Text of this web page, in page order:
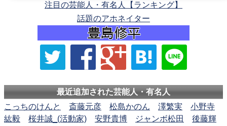
注目の芸能人・有名人【ランキング】
話題のアホネイター
最近追加された芸能人・有名人
こっちのけんと
斎藤元彦 松島かのん 澤繁実
小野寺
紘毅
桜井誠_(活動家) 安野貴博 ジャンボ松田
後藤輝